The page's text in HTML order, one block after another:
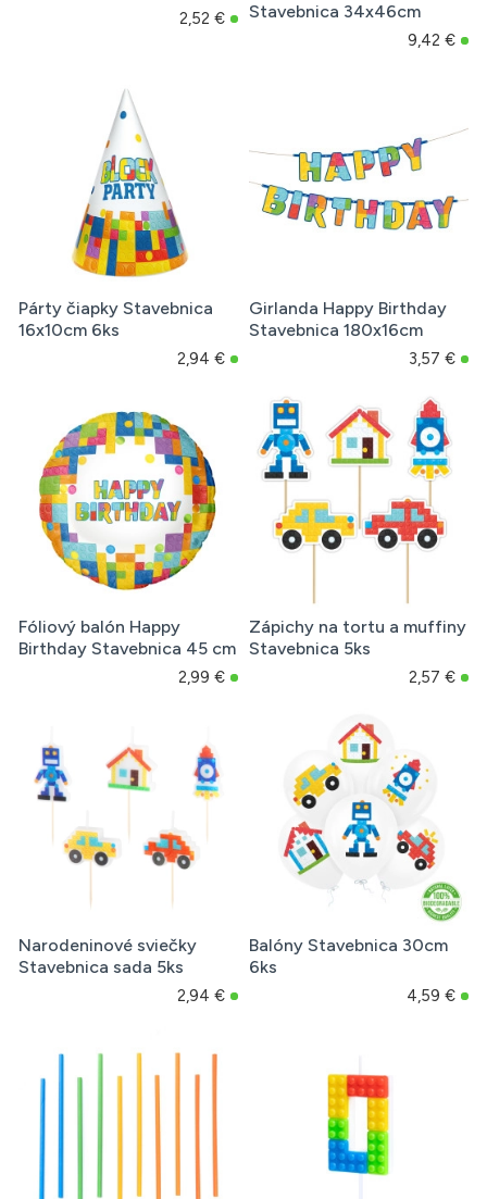
2,52 €
Stavebnica 34x46cm
9,42 €
Párty čiapky Stavebnica
16x10cm 6ks
2,94 €
Girlanda Happy Birthday
Stavebnica 180x16cm
3,57 €
Fóliový balón Happy
Birthday Stavebnica 45 cm
2,99 €
Zápichy na tortu a muffiny
Stavebnica 5ks
2,57 €
Narodeninové sviečky
Stavebnica sada 5ks
2,94 €
Balóny Stavebnica 30cm
6ks
4,59 €